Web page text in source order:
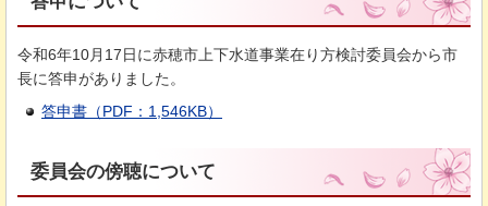
令和6年10月17日に赤穂市上下水道事業在り方検討委員会から市
長に答申がありました。
答申書（PDF：1,546KB）
委員会の傍聴について